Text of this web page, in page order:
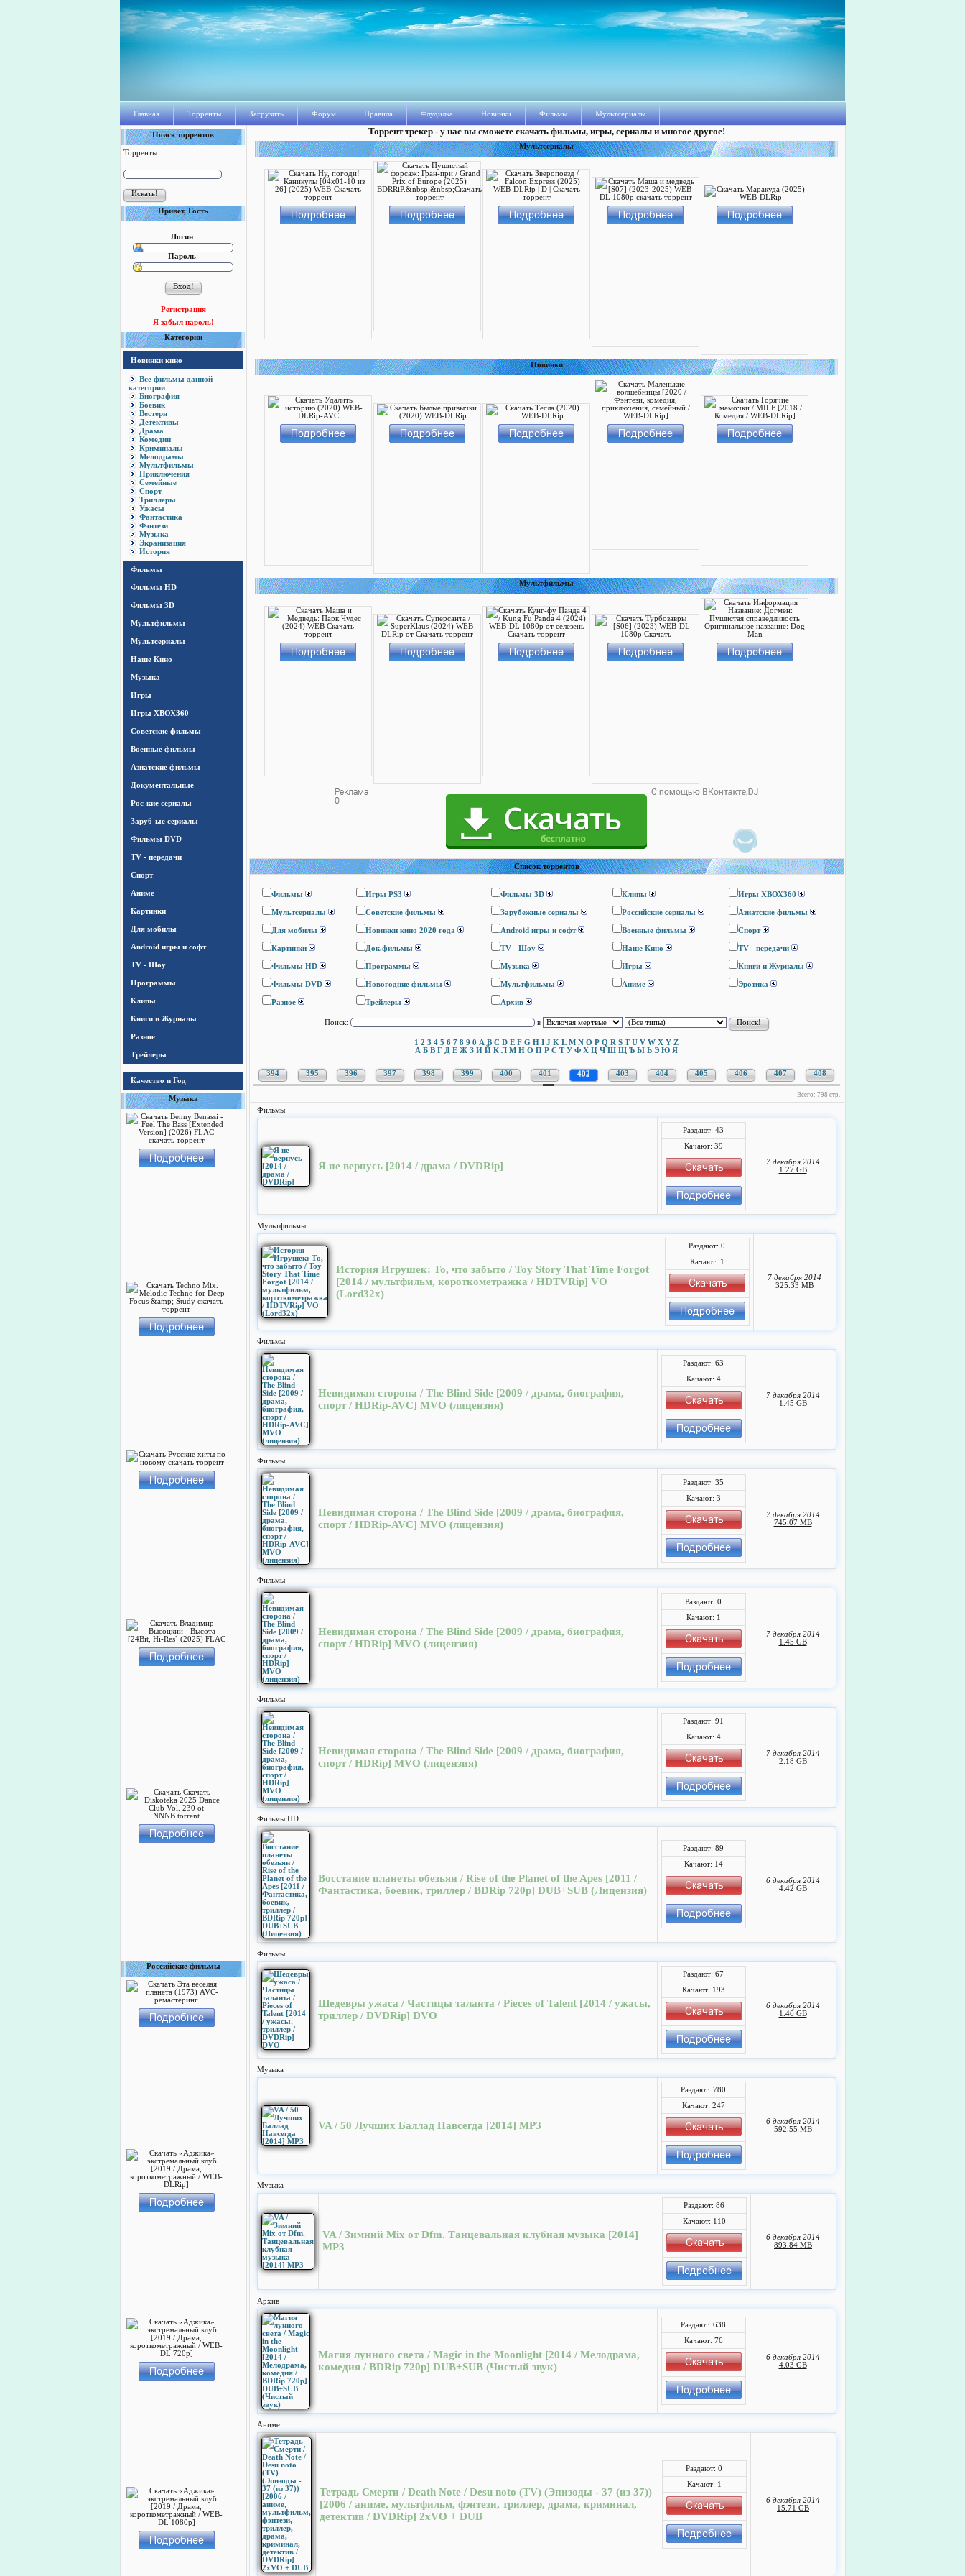
Главная Торренты Загрузить Форум Правила Флудилка Новинки Фильмы Мультсериалы
Поиск торрентов
Торренты
Привет, Гость
Логин:
Пароль:
Регистрация
Я забыл пароль!
Категории
Новинки кино
Все фильмы данной
категории
Биография
Боевик
Вестерн
Детективы
Драма
Комедии
Криминалы
Мелодрамы
Мультфильмы
Приключения
Семейные
Спорт
Триллеры
Ужасы
Фантастика
Фэнтези
Музыка
Экранизация
История
Фильмы
Фильмы HD
Фильмы 3D
Мультфильмы
Мультсериалы
Наше Кино
Музыка
Игры
Игры ХВОХ360
Cоветские фильмы
Военные фильмы
Азиатские фильмы
Документальные
Рос-кие сериалы
Заруб-ые сериалы
Фильмы DVD
TV - передачи
Спорт
Аниме
Картинки
Для мобилы
Android игры и софт
TV - Шоу
Программы
Клипы
Книги и Журналы
Разное
Трейлеры
Качество и Год
Музыка
Российские фильмы
Торрент трекер - у нас вы сможете скачать фильмы, игры, сериалы и многое другое!
Мультсериалы
Новинки
Мультфильмы
Список торрентов
Фильмы Игры PS3 Фильмы 3D Клипы Игры ХВОХ360
Мультсериалы Cоветские фильмы Зарубежные сериалы Российские сериалы Азиатские фильмы
Для мобилы Новинки кино 2020 года Android игры и софт Военные фильмы Спорт
Картинки Док.фильмы TV - Шоу Наше Кино TV - передачи
Фильмы HD Программы Музыка Игры Книги и Журналы
Фильмы DVD Новогодние фильмы Мультфильмы Аниме Эротика
Разное Трейлеры Архив
Поиск: в
1 2 3 4 5 6 7 8 9 0 A B C D E F G H I J K L M N O P Q R S T U V W X Y Z
А Б В Г Д Е Ж З И Й К Л М Н О П Р С Т У Ф Х Ц Ч Ш Щ Ъ Ы Ь Э Ю Я
394 395 396 397 398 399 400 401 402 403 404 405 406 407 408
Всего: 798 стр.
Фильмы
Я не вернусь [2014 / драма / DVDRip]
Раздают: 43
Качают: 39
7 декабря 2014
1.27 GB
Мультфильмы
История Игрушек: То, что забыто / Toy Story That Time Forgot
[2014 / мультфильм, короткометражка / HDTVRip] VO
(Lord32x)
Раздают: 0
Качают: 1
7 декабря 2014
325.33 MB
Фильмы
Невидимая сторона / The Blind Side [2009 / драма, биография,
спорт / HDRip-AVC] MVO (лицензия)
Раздают: 63
Качают: 4
7 декабря 2014
1.45 GB
Фильмы
Невидимая сторона / The Blind Side [2009 / драма, биография,
спорт / HDRip-AVC] MVO (лицензия)
Раздают: 35
Качают: 3
7 декабря 2014
745.07 MB
Фильмы
Невидимая сторона / The Blind Side [2009 / драма, биография,
спорт / HDRip] MVO (лицензия)
Раздают: 0
Качают: 1
7 декабря 2014
1.45 GB
Фильмы
Невидимая сторона / The Blind Side [2009 / драма, биография,
спорт / HDRip] MVO (лицензия)
Раздают: 91
Качают: 4
7 декабря 2014
2.18 GB
Фильмы HD
Восстание планеты обезьян / Rise of the Planet of the Apes [2011 /
Фантастика, боевик, триллер / BDRip 720p] DUB+SUB (Лицензия)
Раздают: 89
Качают: 14
6 декабря 2014
4.42 GB
Фильмы
Шедевры ужаса / Частицы таланта / Pieces of Talent [2014 / ужасы,
триллер / DVDRip] DVO
Раздают: 67
Качают: 193
6 декабря 2014
1.46 GB
Музыка
VA / 50 Лучших Баллад Навсегда [2014] MP3
Раздают: 780
Качают: 247
6 декабря 2014
592.55 MB
Музыка
VA / Зимний Mix от Dfm. Танцевальная клубная музыка [2014]
MP3
Раздают: 86
Качают: 110
6 декабря 2014
893.84 MB
Архив
Магия лунного света / Magic in the Moonlight [2014 / Мелодрама,
комедия / BDRip 720p] DUB+SUB (Чистый звук)
Раздают: 638
Качают: 76
6 декабря 2014
4.03 GB
Аниме
Тетрадь Смерти / Death Note / Desu nоto (TV) (Эпизоды - 37 (из 37))
[2006 / аниме, мультфильм, фэнтези, триллер, драма, криминал,
детектив / DVDRip] 2хVO + DUB
Раздают: 0
Качают: 1
6 декабря 2014
15.71 GB